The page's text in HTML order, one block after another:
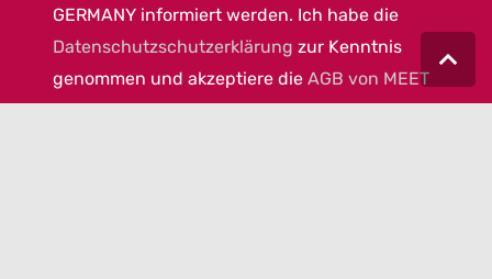
GERMANY informiert werden. Ich habe die
Datenschutzschutzerklärung zur Kenntnis
genommen und akzeptiere die AGB von MEET
GERMANY.